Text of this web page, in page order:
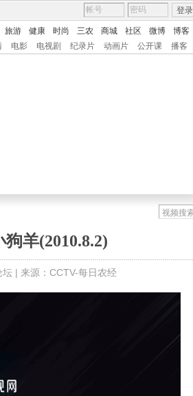
登录
旅游 健康 时尚 三农 商城 社区 微博 博客
电影 电视剧 纪录片 动画片 公开课 播客
羊(2010.8.2)
坛 | 来源：CCTV-每日农经